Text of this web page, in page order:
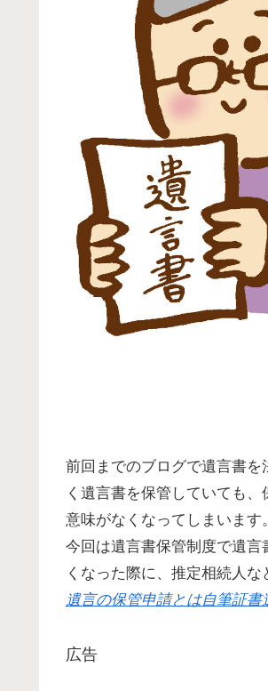
前回までのブログで遺言書
く遺言書を保管していても
意味がなくなってしまいます。
今回は遺言書保管制度で遺
くなった際に、推定相続人
遺言の保管申請とは自筆証書
広告